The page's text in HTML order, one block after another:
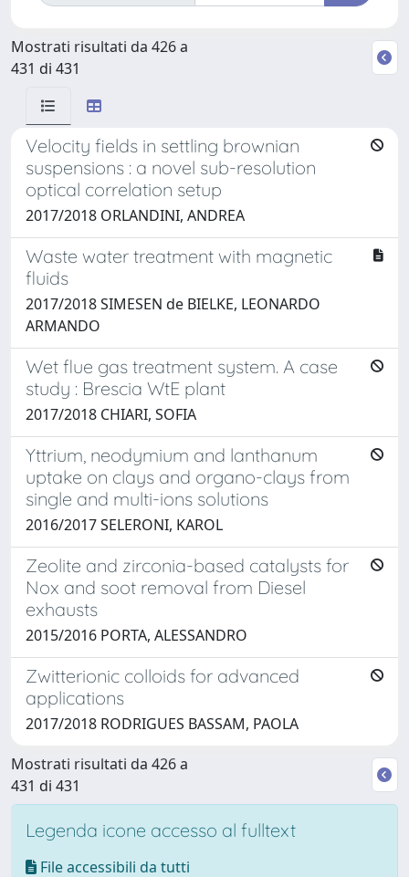
Mostrati risultati da 426 a
431 di 431
Velocity fields in settling brownian
suspensions : a novel sub-resolution
optical correlation setup
2017/2018 ORLANDINI, ANDREA
Waste water treatment with magnetic
fluids
2017/2018 SIMESEN de BIELKE, LEONARDO
ARMANDO
Wet flue gas treatment system. A case
study : Brescia WtE plant
2017/2018 CHIARI, SOFIA
Yttrium, neodymium and lanthanum
uptake on clays and organo-clays from
single and multi-ions solutions
2016/2017 SELERONI, KAROL
Zeolite and zirconia-based catalysts for
Nox and soot removal from Diesel
exhausts
2015/2016 PORTA, ALESSANDRO
Zwitterionic colloids for advanced
applications
2017/2018 RODRIGUES BASSAM, PAOLA
Mostrati risultati da 426 a
431 di 431
Legenda icone accesso al fulltext
File accessibili da tutti